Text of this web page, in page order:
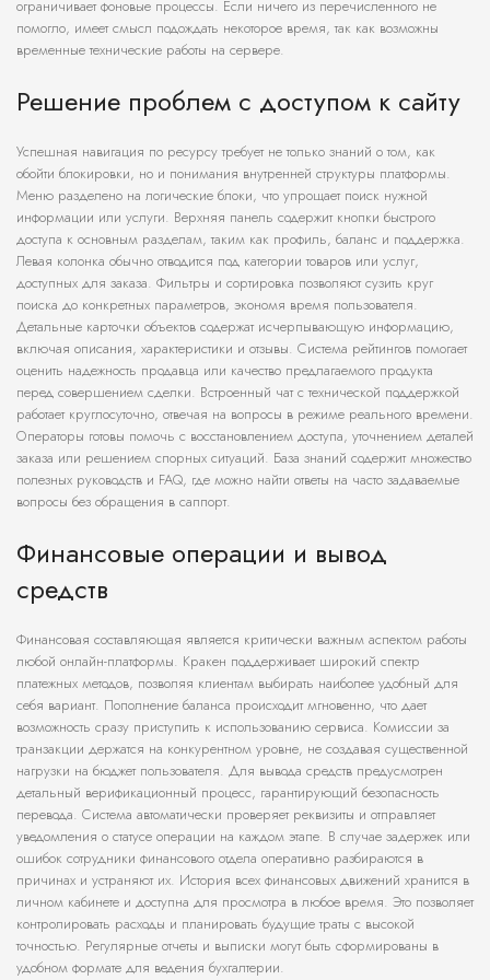
ограничивает фоновые процессы. Если ничего из перечисленного не
помогло, имеет смысл подождать некоторое время, так как возможны
временные технические работы на сервере.
Решение проблем с доступом к сайту
Успешная навигация по ресурсу требует не только знаний о том, как
обойти блокировки, но и понимания внутренней структуры платформы.
Меню разделено на логические блоки, что упрощает поиск нужной
информации или услуги. Верхняя панель содержит кнопки быстрого
доступа к основным разделам, таким как профиль, баланс и поддержка.
Левая колонка обычно отводится под категории товаров или услуг,
доступных для заказа. Фильтры и сортировка позволяют сузить круг
поиска до конкретных параметров, экономя время пользователя.
Детальные карточки объектов содержат исчерпывающую информацию,
включая описания, характеристики и отзывы. Система рейтингов помогает
оценить надежность продавца или качество предлагаемого продукта
перед совершением сделки. Встроенный чат с технической поддержкой
работает круглосуточно, отвечая на вопросы в режиме реального времени.
Операторы готовы помочь с восстановлением доступа, уточнением деталей
заказа или решением спорных ситуаций. База знаний содержит множество
полезных руководств и FAQ, где можно найти ответы на часто задаваемые
вопросы без обращения в саппорт.
Финансовые операции и вывод
средств
Финансовая составляющая является критически важным аспектом работы
любой онлайн-платформы. Кракен поддерживает широкий спектр
платежных методов, позволяя клиентам выбирать наиболее удобный для
себя вариант. Пополнение баланса происходит мгновенно, что дает
возможность сразу приступить к использованию сервиса. Комиссии за
транзакции держатся на конкурентном уровне, не создавая существенной
нагрузки на бюджет пользователя. Для вывода средств предусмотрен
детальный верификационный процесс, гарантирующий безопасность
перевода. Система автоматически проверяет реквизиты и отправляет
уведомления о статусе операции на каждом этапе. В случае задержек или
ошибок сотрудники финансового отдела оперативно разбираются в
причинах и устраняют их. История всех финансовых движений хранится в
личном кабинете и доступна для просмотра в любое время. Это позволяет
контролировать расходы и планировать будущие траты с высокой
точностью. Регулярные отчеты и выписки могут быть сформированы в
удобном формате для ведения бухгалтерии.